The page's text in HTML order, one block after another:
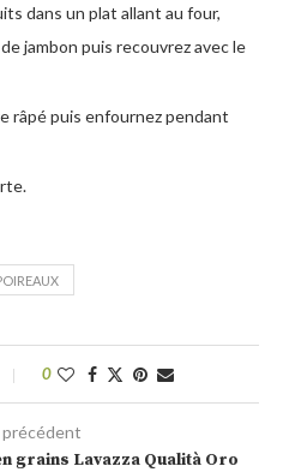
dans un plat allant au four,
jambon puis recouvrez avec le
râpé puis enfournez pendant
0
grains Lavazza Qualità Oro